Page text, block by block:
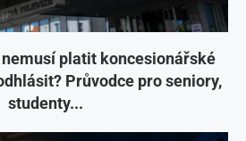
nemusí platit koncesionářské
Průvodce pro seniory,
studenty...